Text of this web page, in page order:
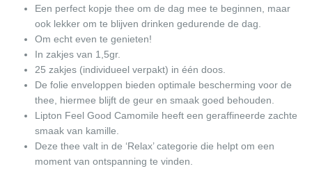
Een perfect kopje thee om de dag mee te beginnen, maar
ook lekker om te blijven drinken gedurende de dag.
Om echt even te genieten!
In zakjes van 1,5gr.
25 zakjes (individueel verpakt) in één doos.
De folie enveloppen bieden optimale bescherming voor de
thee, hiermee blijft de geur en smaak goed behouden.
Lipton Feel Good Camomile heeft een geraffineerde zachte
smaak van kamille.
Deze thee valt in de ‘Relax’ categorie die helpt om een
moment van ontspanning te vinden.